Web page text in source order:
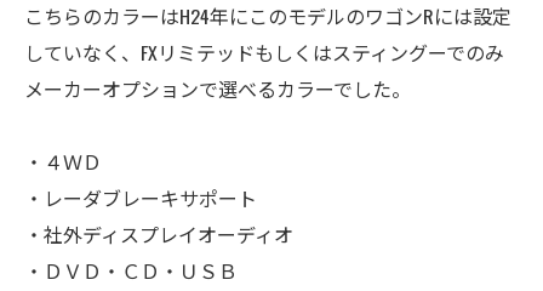
こちらのカラーはH24年にこのモデルのワゴンRには設定
していなく、FXリミテッドもしくはスティングーでのみ
メーカーオプションで選べるカラーでした。
・４ＷＤ
・レーダブレーキサポート
・社外ディスプレイオーディオ
・ＤＶＤ・ＣＤ・ＵＳＢ